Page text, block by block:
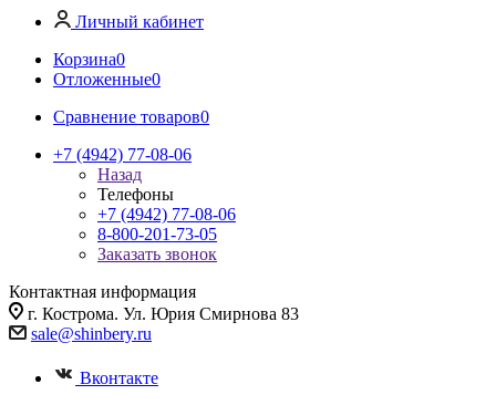
Личный кабинет
Корзина0
Отложенные0
Сравнение товаров0
+7 (4942) 77-08-06
Назад
Телефоны
+7 (4942) 77-08-06
8-800-201-73-05
Заказать звонок
Контактная информация
г. Кострома. Ул. Юрия Смирнова 83
sale@shinbery.ru
Вконтакте